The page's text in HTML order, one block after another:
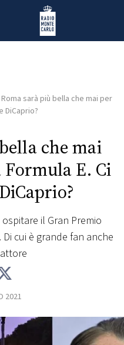
Radio Monte Carlo
Roma sarà più bella che mai per
DiCaprio?
che mai
E. Ci
il Gran Premio
cui è grande fan anche
2021